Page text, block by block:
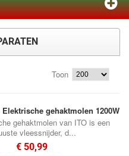
Toon
gehaktmolen 1200W
gehaktmolen van ITO is een
vleessnijder, d...
€ 50,99